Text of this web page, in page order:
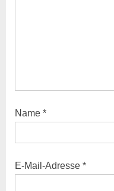
Name *
E-Mail-Adresse *